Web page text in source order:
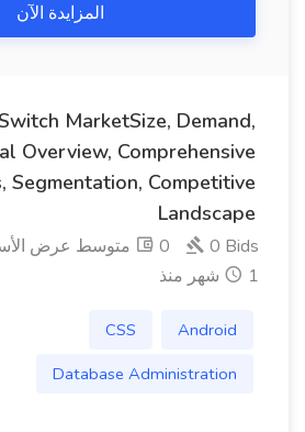
المزايدة الآن
MarketSize, Demand,
Overview, Comprehensive
Segmentation, Competitive
Landscape
0 Bids
0 متوسط ​​عرض الأسعار
1 شهر منذ
Android
CSS
Database Administration